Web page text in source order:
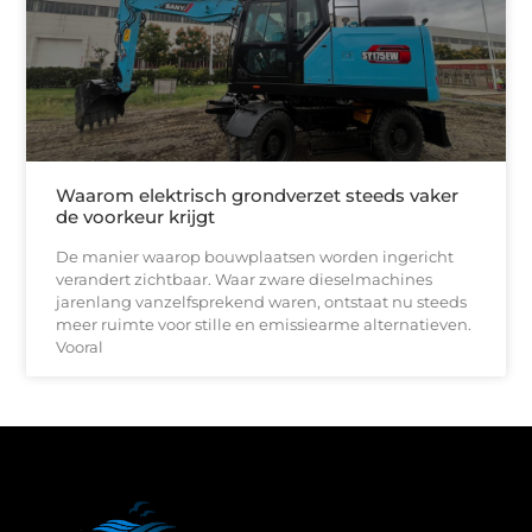
Waarom elektrisch grondverzet steeds vaker
de voorkeur krijgt
De manier waarop bouwplaatsen worden ingericht
verandert zichtbaar. Waar zware dieselmachines
jarenlang vanzelfsprekend waren, ontstaat nu steeds
meer ruimte voor stille en emissiearme alternatieven.
Vooral